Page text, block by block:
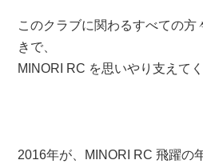
このクラブに関わるすべての方
きで、
MINORI RC を思いやり支えて
2016年が、MINORI RC 飛躍の